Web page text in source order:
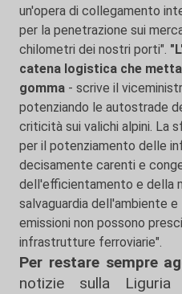
un'opera di collegamento
per la penetrazione sui
chilometri dei nostri porti".
catena logistica che
gomma - scrive il
potenziando le autostrade
criticità sui valichi alpini. La
per il potenziamento delle
decisamente carenti e
dell'efficientamento e della
salvaguardia dell'ambiente
emissioni non possono
infrastrutture ferroviarie".
Per restare sempre
notizie sulla